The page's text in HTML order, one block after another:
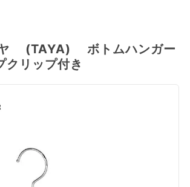
(TAYA) ボトムハンガー
クリップ付き